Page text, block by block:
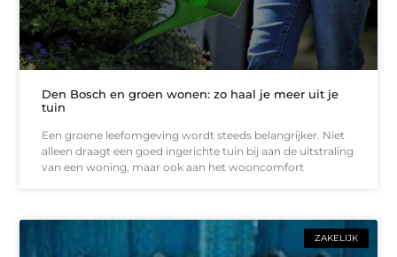
Den Bosch en groen wonen: zo haal je meer uit je
tuin
Een groene leefomgeving wordt steeds belangrijker. Niet
alleen draagt een goed ingerichte tuin bij aan de uitstraling
van een woning, maar ook aan het wooncomfort
ZAKELIJK